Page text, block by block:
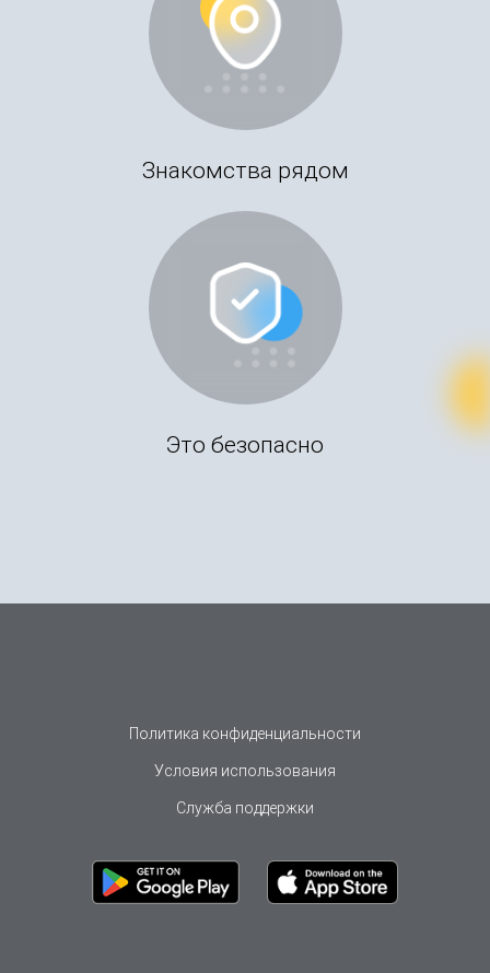
Знакомства рядом
Это безопасно
Политика конфиденциальности
Условия использования
Служба поддержки